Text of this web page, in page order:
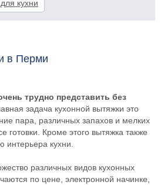
кухни
в Перми
трудно представить без
задача кухонной вытяжки это
пара, различных запахов и мелких
готовки. Кроме этого вытяжка также
интерьера кухни.
различных видов кухонных
по цене, электронной начинке,